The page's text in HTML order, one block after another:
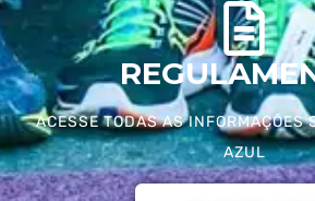
ACESSE TODAS AS INFORMAÇÕES
AZUL